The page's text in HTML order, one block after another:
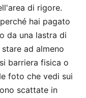
di rigore.
hai pagato
da una lastra di
ad almeno
barriera fisica o
foto che vedi sui
scattate in